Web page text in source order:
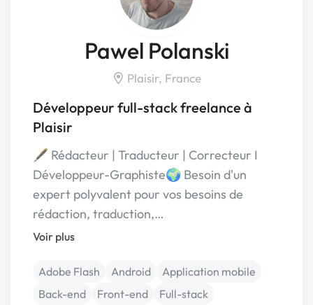
Pawel Polanski
Plaisir, France
Développeur full-stack freelance à
Plaisir
🖋️ Rédacteur | Traducteur | Correcteur I
Développeur-Graphiste🌍 Besoin d'un
expert polyvalent pour vos besoins de
rédaction, traduction,…
Voir plus
Adobe Flash Android
Application mobile
Back-end
Front-end
Full-stack